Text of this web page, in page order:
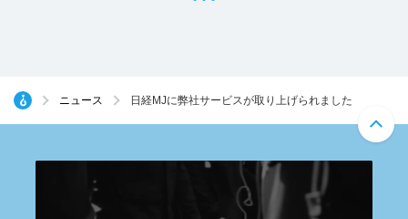
ニュース 日経MJに弊社サービスが取り上げられました